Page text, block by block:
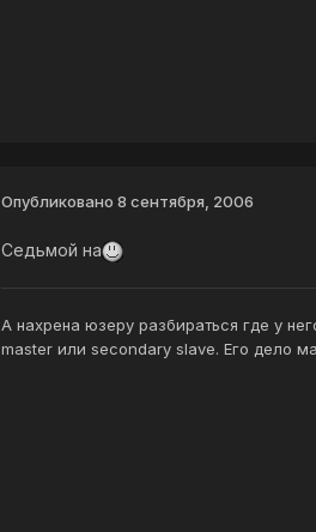
Опубликовано 8 сентября, 2006
Седьмой на
А нахрена юзеру разбираться где у
master или secondary slave. Его дело